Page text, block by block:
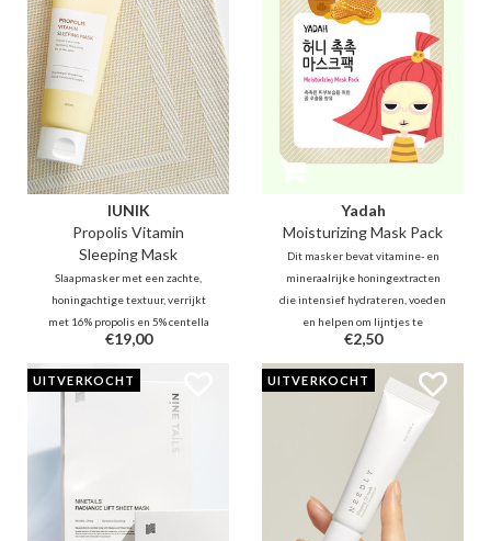
stralen.
IUNIK
Propolis Vitamin
Sleeping Mask
Slaapmasker met een zachte,
honingachtige textuur, verrijkt
met 16% propolis en 5% centella
voor een stralende en
bevat het 16% duindoornextract
voor een gerichte anti-
rimpelverzorging door de huid te
verhelderen en te voeden.
€19,00
Yadah
Moisturizing Mask Pack
Dit masker bevat vitamine- en
mineraalrijke honingextracten
die intensief hydrateren, voeden
en helpen om lijntjes te
verminderen en een mooie gloed
te geven. Het 100% biologische
katoenen doekje is erg zacht en
niet-irriterend voor de gevoelige
huid.
€2,50
UITVERKOCHT UITVERKOCHT